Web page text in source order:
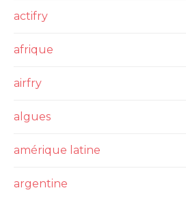
actifry
afrique
airfry
algues
amérique latine
argentine